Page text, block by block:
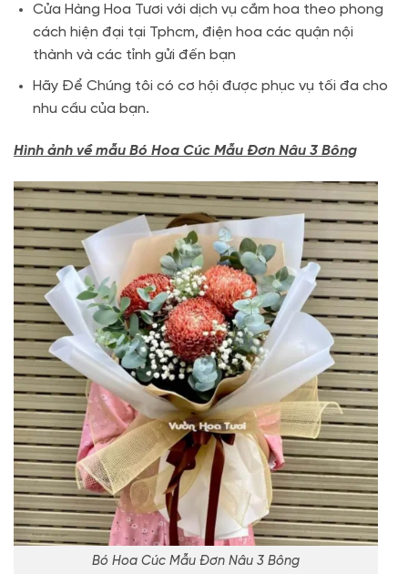
Cửa Hàng Hoa Tươi với dịch vụ cắm hoa theo phong
cách hiện đại tại Tphcm, điện hoa các quận nội
thành và các tỉnh gửi đến bạn
Hãy Để Chúng tôi có cơ hội được phục vụ tối đa cho
nhu cầu của bạn.
Hình ảnh về mẫu Bó Hoa Cúc Mẫu Đơn Nâu 3 Bông
Bó Hoa Cúc Mẫu Đơn Nâu 3 Bông